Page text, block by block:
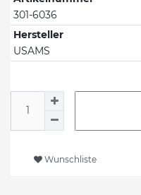
301-6036
Hersteller
USAMS
Wunschliste